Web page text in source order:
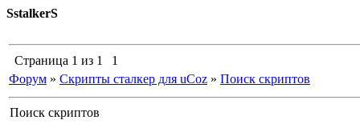
SstalkerS
Страница 1 из 1
1
Форум » Скрипты сталкер для uCoz » Поиск скриптов
Поиск скриптов